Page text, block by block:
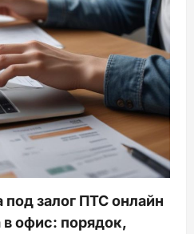
залог ПТС онлайн
в офис: порядок,